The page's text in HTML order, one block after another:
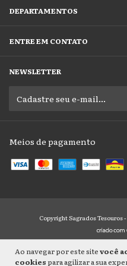
Ao navegar por este sitevocê
cookies para agilizar a sua
DEPARTAMENTOS
ENTRE EM CONTATO
NEWSLETTER
Meios de pagamento
Copyright Sagrados Tesouros